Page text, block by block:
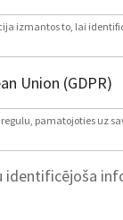
izmantos to, lai
pamatojoties uz
identificējoša